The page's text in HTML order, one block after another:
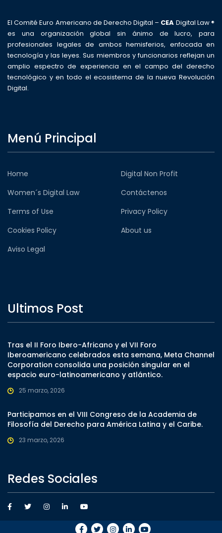
El Comité Euro Americano de Derecho Digital – CEA Digital Law ®
es una organización global sin ánimo de lucro, para
profesionales legales de ambos hemisferios, enfocada en
tecnología y las leyes. Sus miembros y funcionarios reflejan un
amplio espectro de experiencia en el campo del derecho
tecnológico y en todo el ecosistema de la nueva Revolución
Digital.
Menú Principal
Home
Digital Non Profit
Women´s Digital Law
Contáctenos
Terms of Use
Privacy Policy
Cookies Policy
About us
Aviso Legal
Ultimos Post
Tras el II Foro Ibero-Africano y el VII Foro
Iberoamericano celebrados esta semana, Meta Channel
Corporation consolida una posición singular en el
espacio euro-latinoamericano y atlántico.
25 marzo, 2026
Participamos en el VIII Congreso de la Academia de
Filosofía del Derecho para América Latina y el Caribe.
23 marzo, 2026
Redes Sociales